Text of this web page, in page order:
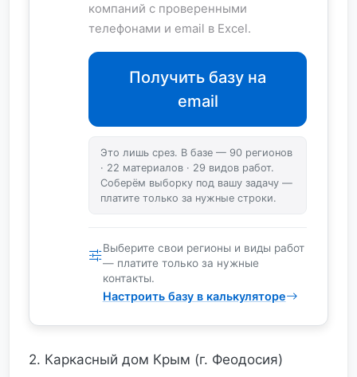
компаний с проверенными
телефонами и email в Excel.
Получить базу на
email
Это лишь срез. В базе — 90 регионов
· 22 материалов · 29 видов работ.
Соберём выборку под вашу задачу —
платите только за нужные строки.
Выберите свои регионы и виды работ
— платите только за нужные
контакты.
Настроить базу в калькуляторе
2. Каркасный дом Крым (г. Феодосия)